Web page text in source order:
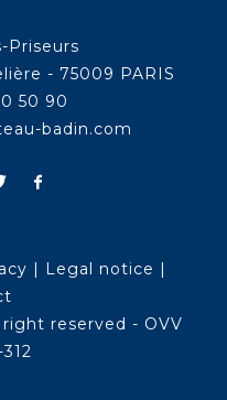
Priseurs
- 75009 PARIS
50 90
badin.com
| Legal notice |
reserved - OVV